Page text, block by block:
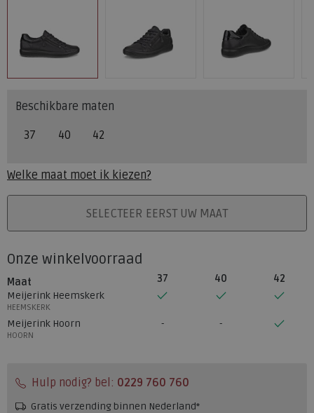
Beschikbare maten
37 40 42
Welke maat moet ik kiezen?
PLAATS IN WINKELMANDSELECTEER EERST UW MAAT
Onze winkelvoorraad
Maat 37 40
42
Meijerink Heemskerk
HEEMSKERK
Meijerink Hoorn
HOORN
Hulp nodig? bel: 0229 760 760
Gratis verzending binnen Nederland*